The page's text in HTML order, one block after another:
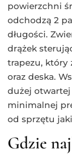
powierzchni
odchodzą 2
długości.
drążek
trapezu, który
oraz deska.
dużej otwartej
minimalnej
od sprzętu
Gdzie